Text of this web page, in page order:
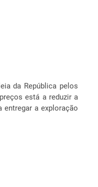
da República pelos
está a reduzir a
entregar a exploração